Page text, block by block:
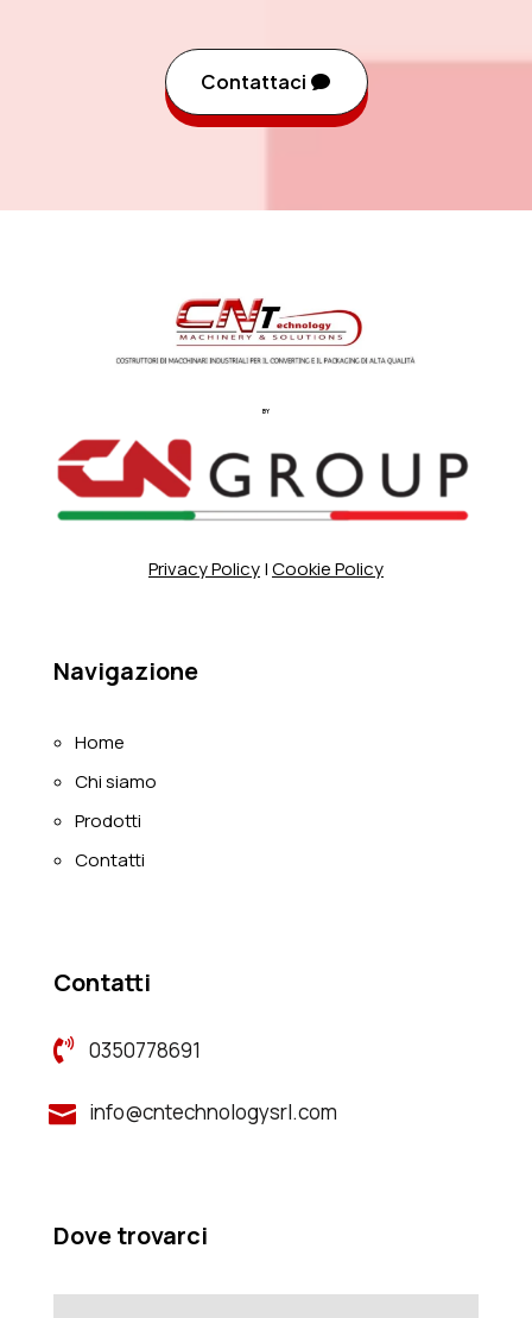
Contattaci
BY
Privacy Policy|Cookie Policy
Navigazione
Home
Chi siamo
Prodotti
Contatti
Contatti
 0350778691
 info@cntechnologysrl.com
Dove trovarci